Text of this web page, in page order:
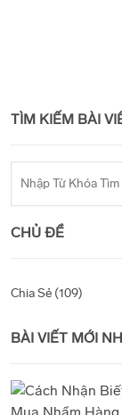
TÌM KIẾM BÀI
CHỦ ĐỀ
Chia Sẻ (109)
BÀI VIẾT MỚI